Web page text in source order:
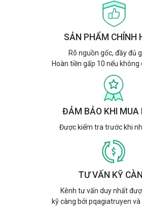
SẢN PHẨM CHÍNH
Rõ nguồn gốc, đầy đủ
Hoàn tiền gấp 10 nếu không
ĐẢM BẢO KHI MUA
Được kiểm tra trước khi
TƯ VẤN KỸ
Kênh tư vấn duy nhất
kỹ càng bởi pqagiatruyen